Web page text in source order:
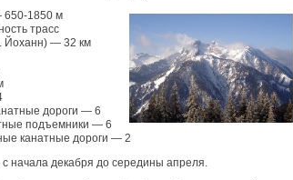
650-1850 м
трасс
Йоханн) — 32 км
дороги — 6
подъемники — 6
канатные дороги — 2
начала декабря до середины апреля.